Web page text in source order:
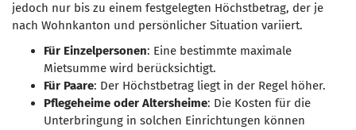
jedoch nur bis zu einem festgelegten Höchstbetrag, der je
nach Wohnkanton und persönlicher Situation variiert.
Für Einzelpersonen: Eine bestimmte maximale
Mietsumme wird berücksichtigt.
Für Paare: Der Höchstbetrag liegt in der Regel höher.
Pflegeheime oder Altersheime: Die Kosten für die
Unterbringung in solchen Einrichtungen können